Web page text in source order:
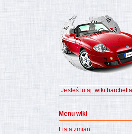
Jesteś tutaj:wiki
Menu wiki
Lista zmian